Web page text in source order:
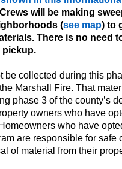
will be making
(see map) to
. There is no need
pickup.
be collected during this
Marshall Fire. That
phase 3 of the county’s
owners who have
who have
are responsible for safe
of material from their